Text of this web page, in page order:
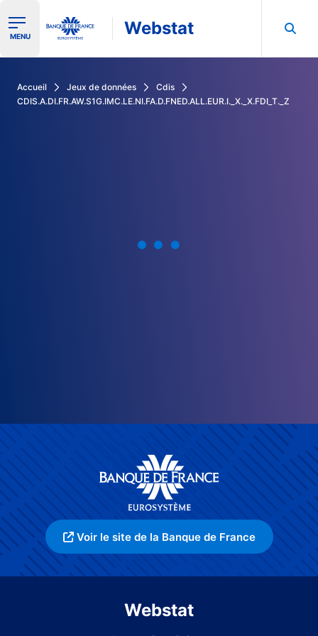
Ouvrir le menu de navigation
MENU Webstat
Accueil Jeux de données
Cdis
CDIS.A.DI.FR.AW.S1G.IMC.LE.NI.FA.D.FNED.ALL.EUR.I._X._X.FDI_T._Z
Voir le site de la Banque de France
Webstat